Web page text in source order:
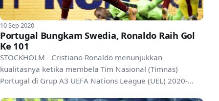
10 Sep 2020
Portugal Bungkam Swedia, Ronaldo Raih Gol
Ke 101
STOCKHOLM - Cristiano Ronaldo menunjukkan
kualitasnya ketika membela Tim Nasional (Timnas)
Portugal di Grup A3 UEFA Nations League (UEL) 2020-